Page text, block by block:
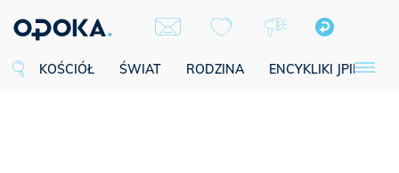
KOŚCIÓŁ ŚWIAT RODZINA ENCYKLIKI JPII